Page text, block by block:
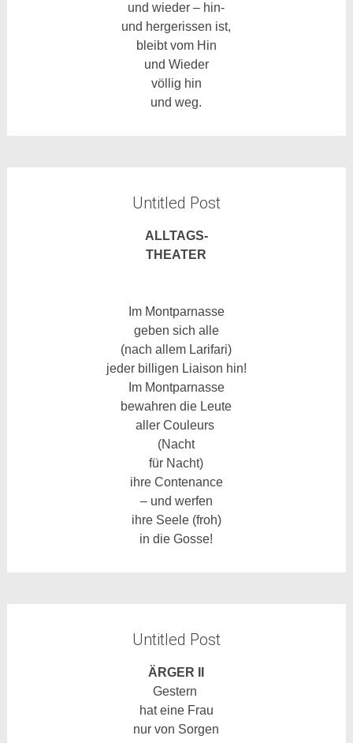
und wieder – hin-
und hergerissen ist,
bleibt vom Hin
und Wieder
völlig hin
und weg.
Untitled Post
ALLTAGS-
THEATER
Im Montparnasse
geben sich alle
(nach allem Larifari)
jeder billigen Liaison hin!
Im Montparnasse
bewahren die Leute
aller Couleurs
(Nacht
für Nacht)
ihre Contenance
– und werfen
ihre Seele (froh)
in die Gosse!
Untitled Post
ÄRGER II
Gestern
hat eine Frau
nur von Sorgen